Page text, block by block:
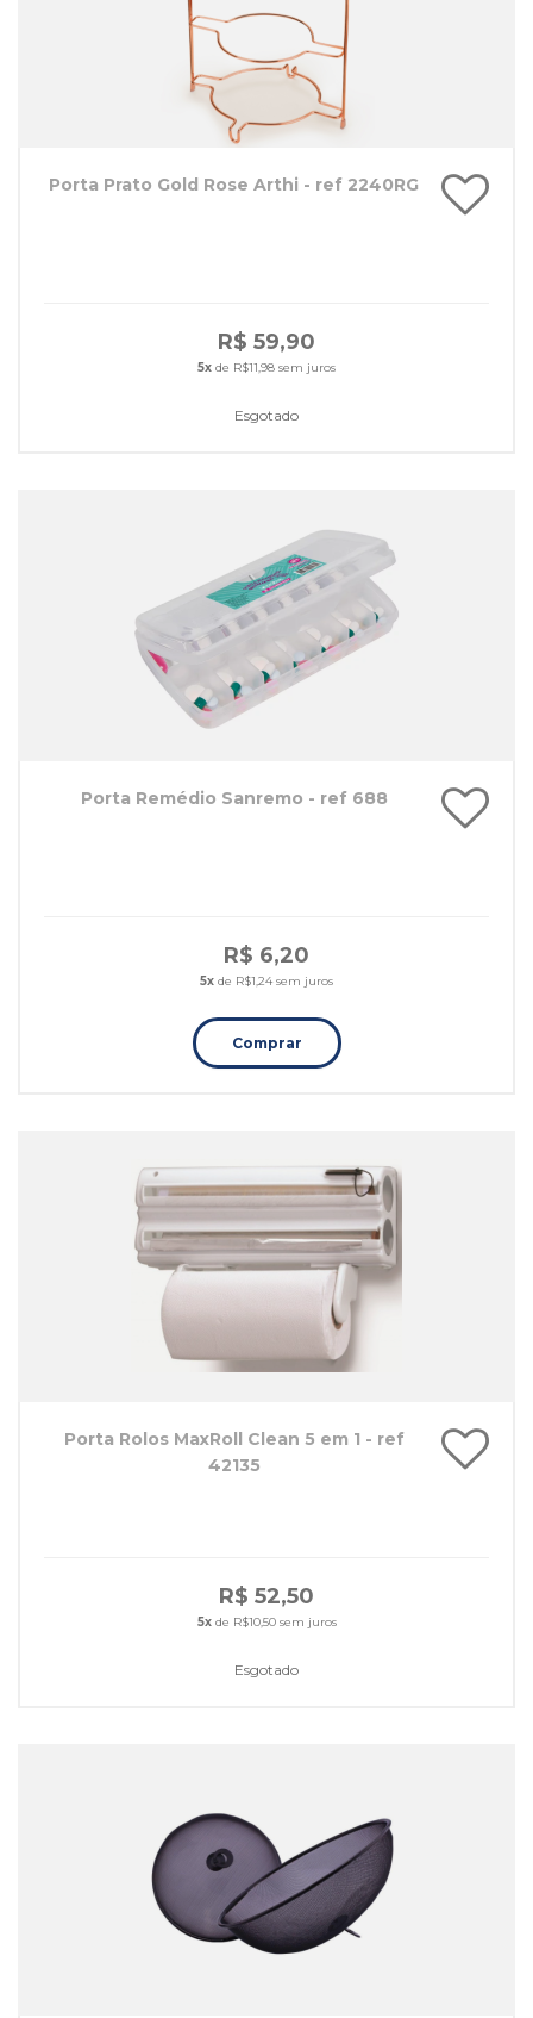
Porta Prato Gold Rose Arthi - ref 2240RG
R$ 59,90
5x de R$11,98 sem juros
Esgotado
Porta Remédio Sanremo - ref 688
R$ 6,20
5x de R$1,24 sem juros
Comprar
Porta Rolos MaxRoll Clean 5 em 1 - ref
42135
R$ 52,50
5xde R$10,50 sem juros
Esgotado